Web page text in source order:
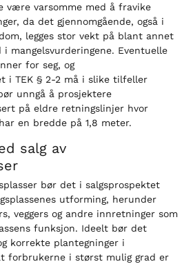
være varsomme med å fravike
da det gjennomgående, også i
legges stor vekt på blant annet
mangelsvurderingene. Eventuelle
for seg, og
i TEK § 2-2 må i slike tilfeller
unngå å prosjektere
på eldre retningslinjer hvor
en bredde på 1,8 meter.
salg av
bør det i salgsprospektet
utforming, herunder
veggers og andre innretninger som
funksjon. Ideelt bør det
korrekte plantegninger i
forbrukerne i størst mulig grad er